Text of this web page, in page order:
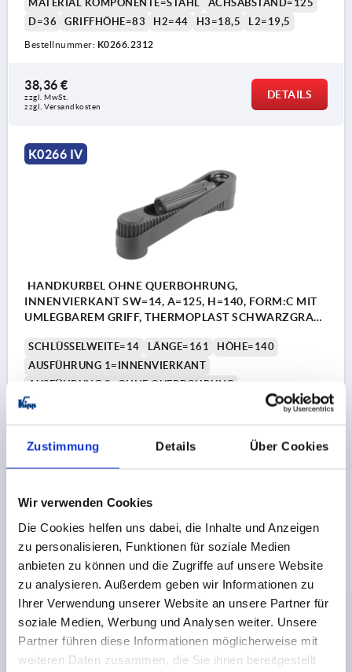
Zustimmung Details Über Cookies
Wir verwenden Cookies
Die Cookies helfen uns dabei, die Inhalte und Anzeigen
zu personalisieren, Funktionen für soziale Medien
anbieten zu können und die Zugriffe auf unsere Website
zu analysieren. Außerdem geben wir Informationen zu
Ihrer Verwendung unserer Website an unsere Partner für
soziale Medien, Werbung und Analysen weiter. Unsere
Partner führen diese Informationen möglicherweise mit
weiteren Daten zusammen, die Sie ihnen bereitgestellt
MATERIAL KOMPONENTE=STAHL
ACHSABSTAND=125
D=36
GRIFFHÖHE=83 H2=44 H3=18,5 L2=19,5
Bestellnummer: K0266.2312
38,36 €
zzgl. MwSt.
zzgl. Versandkosten
DETAILS
K0266 IV
HANDKURBEL OHNE QUERBOHRUNG,
INNENVIERKANT SW=14, A=125, H=140, FORM:C MIT
UMLEGBAREM GRIFF, THERMOPLAST SCHWARZGRAU,
SCHLÜSSELWEITE=14 LÄNGE=161
HÖHE=140
AUSFÜHRUNG 1=INNENVIERKANT
AUSFÜHRUNG 2=OHNE QUERBOHRUNG
MATERIAL KOMPONENTE=STAHL
ACHSABSTAND=125
Bestellnummer:K0266.2314
zzgl. MwSt.
zzgl. Versandkosten
K0266 IV